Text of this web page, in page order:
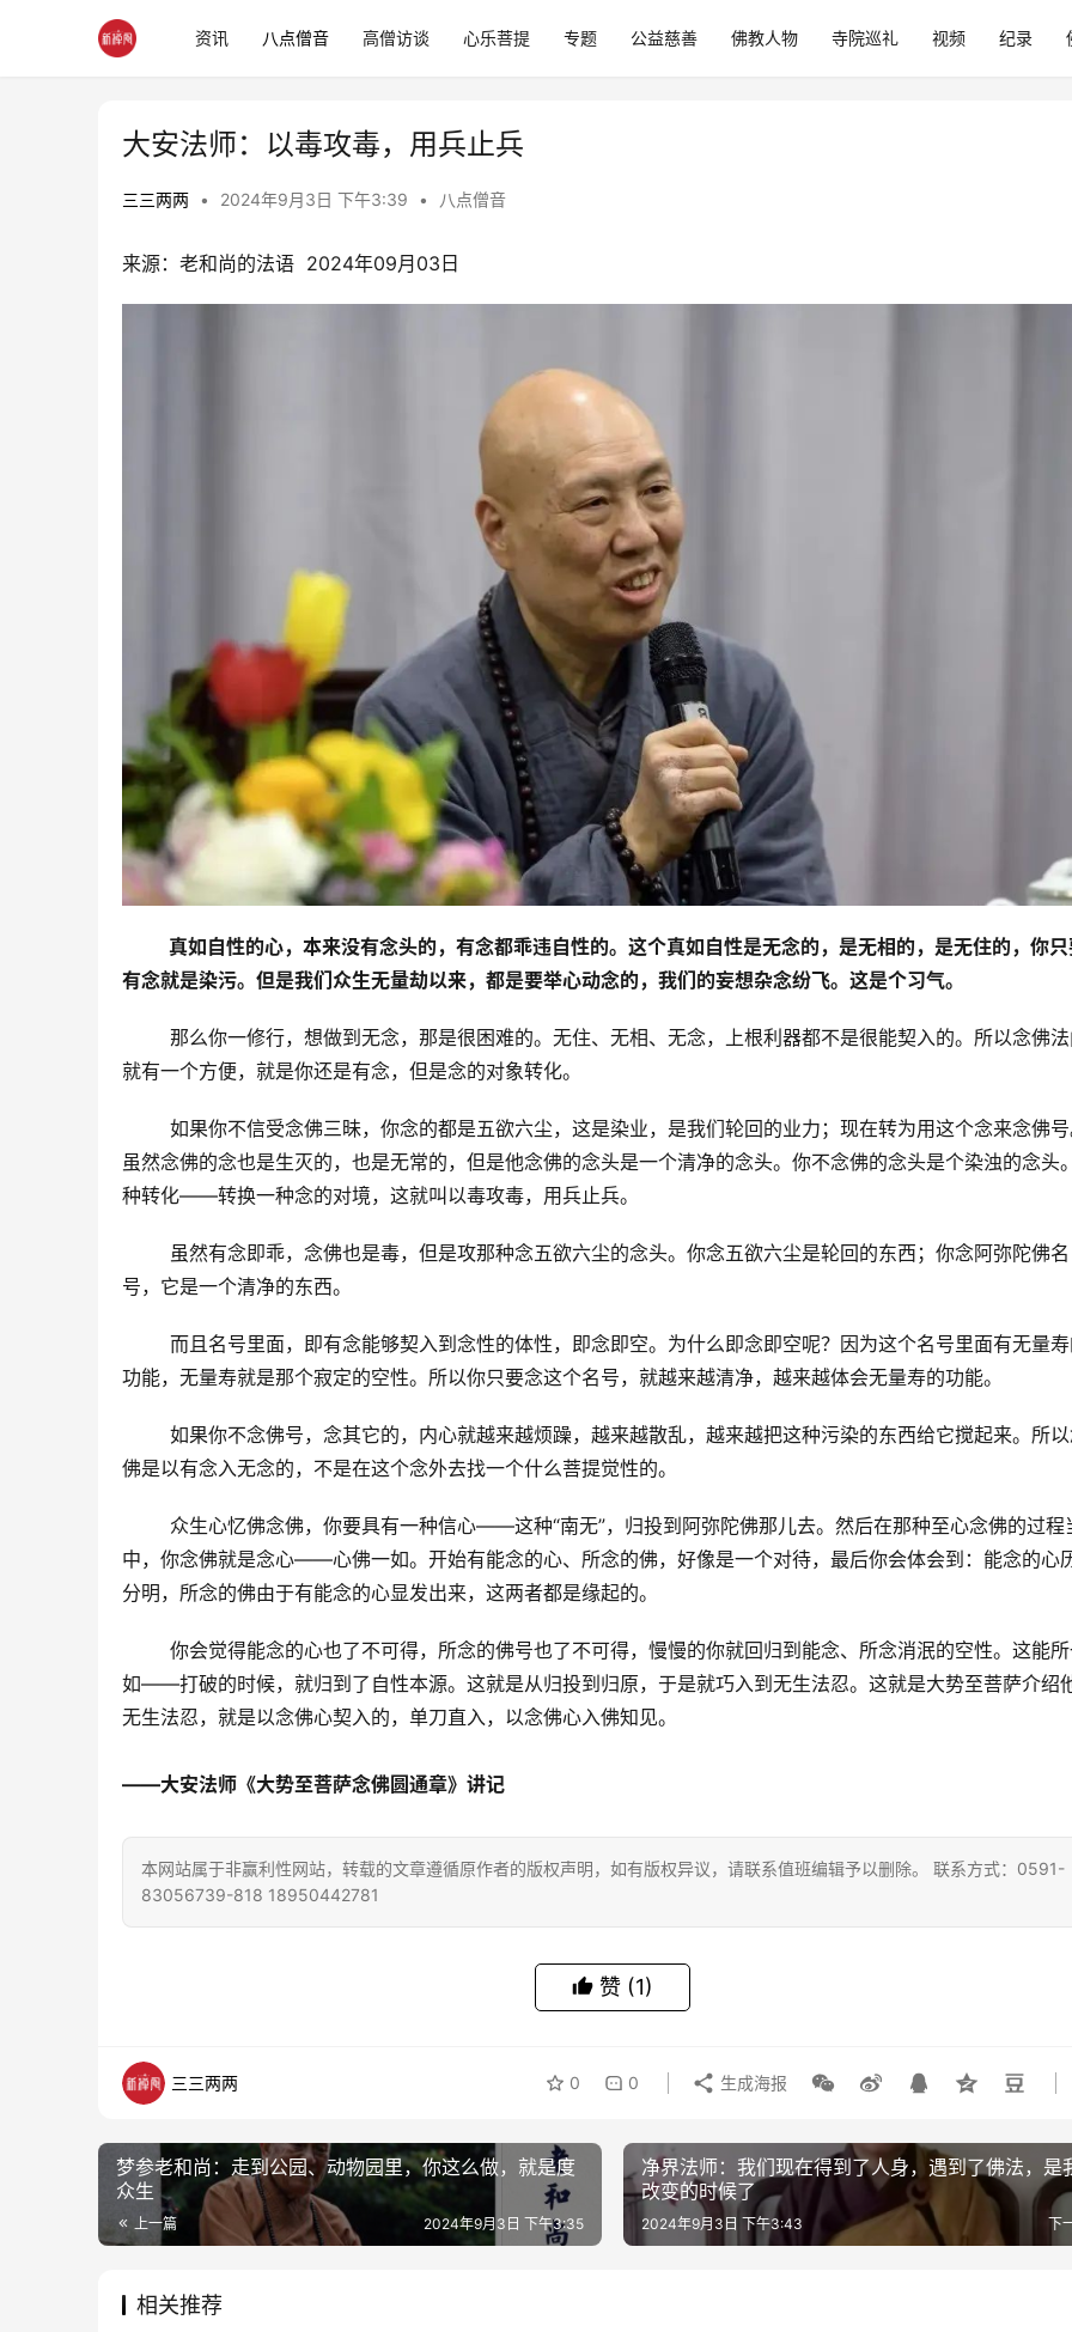
资讯 八点僧音 高僧访谈 心乐菩提 专题 公益慈善 佛教人物 寺院巡礼 视频 纪录
大安法师：以毒攻毒，用兵止兵
三三两两 • 2024年9月3日 下午3:39 • 八点僧音
来源：老和尚的法语  2024年09月03日
真如自性的心，本来没有念头的，有念都乖违自性的。这个真如自性是无念的，是无相的，是无住的，你
有念就是染污。但是我们众生无量劫以来，都是要举心动念的，我们的妄想杂念纷飞。这是个习气。
那么你一修行，想做到无念，那是很困难的。无住、无相、无念，上根利器都不是很能契入的。所以念佛
就有一个方便，就是你还是有念，但是念的对象转化。
如果你不信受念佛三昧，你念的都是五欲六尘，这是染业，是我们轮回的业力；现在转为用这个念来念佛
虽然念佛的念也是生灭的，也是无常的，但是他念佛的念头是一个清净的念头。你不念佛的念头是个染浊的念头
种转化——转换一种念的对境，这就叫以毒攻毒，用兵止兵。
虽然有念即乖，念佛也是毒，但是攻那种念五欲六尘的念头。你念五欲六尘是轮回的东西；你念阿弥陀佛名
号，它是一个清净的东西。
而且名号里面，即有念能够契入到念性的体性，即念即空。为什么即念即空呢？因为这个名号里面有无量
功能，无量寿就是那个寂定的空性。所以你只要念这个名号，就越来越清净，越来越体会无量寿的功能。
如果你不念佛号，念其它的，内心就越来越烦躁，越来越散乱，越来越把这种污染的东西给它搅起来。所
佛是以有念入无念的，不是在这个念外去找一个什么菩提觉性的。
众生心忆佛念佛，你要具有一种信心——这种“南无”，归投到阿弥陀佛那儿去。然后在那种至心念佛的过程
中，你念佛就是念心——心佛一如。开始有能念的心、所念的佛，好像是一个对待，最后你会体会到：能念的心
分明，所念的佛由于有能念的心显发出来，这两者都是缘起的。
你会觉得能念的心也了不可得，所念的佛号也了不可得，慢慢的你就回归到能念、所念消泯的空性。这能
如——打破的时候，就归到了自性本源。这就是从归投到归原，于是就巧入到无生法忍。这就是大势至菩萨介绍
无生法忍，就是以念佛心契入的，单刀直入，以念佛心入佛知见。
——大安法师《大势至菩萨念佛圆通章》讲记
本网站属于非赢利性网站，转载的文章遵循原作者的版权声明，如有版权异议，请联系值班编辑予以删除。 联系方式：0591-
83056739-818 18950442781
赞 (1)
三三两两 0 0 生成海报
梦参老和尚：走到公园、动物园里，你这么做，就是度
众生
上一篇 2024年9月3日 下午3:35
净界法师：我们现在得到了人身，遇到了佛法，是
改变的时候了
下
2024年9月3日 下午3:43
相关推荐